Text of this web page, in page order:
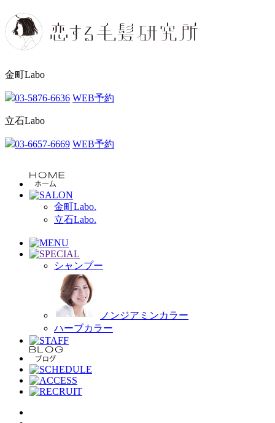
金町Labo
03-5876-6636 WEB予約
立石Labo
03-6657-6669 WEB予約
金町Labo.
立石Labo.
シャンプー
ノンジアミンカラー
ハーブカラー